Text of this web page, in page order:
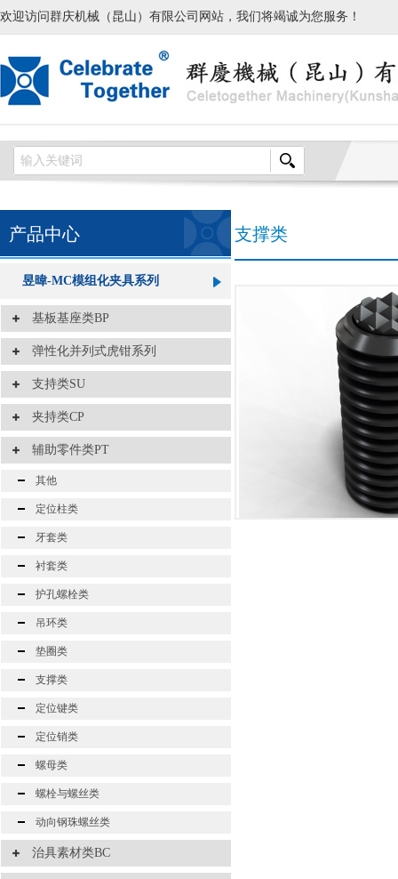
欢迎访问群庆机械（昆山）有限公司网站，我们将竭诚为您服务！
产品中心
昱暐-MC模组化夹具系列
基板基座类BP
弹性化并列式虎钳系列
支持类SU
夹持类CP
辅助零件类PT
其他
定位柱类
牙套类
衬套类
护孔螺栓类
吊环类
垫圈类
支撑类
定位键类
定位销类
螺母类
螺栓与螺丝类
动向钢珠螺丝类
治具素材类BC
支撑类